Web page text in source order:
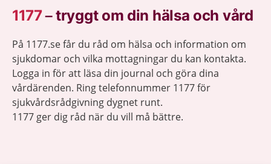
1177–tryggt om din hälsa och vård
På 1177.se får du råd om hälsa och information om
sjukdomar och vilka mottagningar du kan kontakta.
Logga in för att läsa din journal och göra dina
vårdärenden. Ring telefonnummer 1177 för
sjukvårdsrådgivning dygnet runt.
1177 ger dig råd när du vill må bättre.